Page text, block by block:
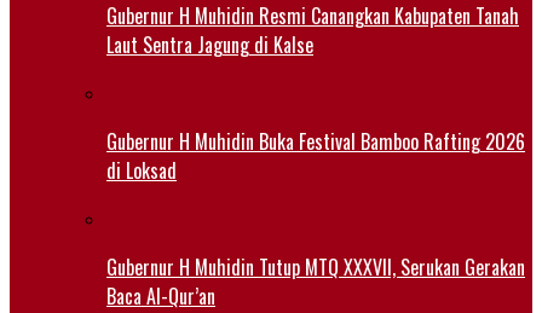
Gubernur H Muhidin Resmi Canangkan Kabupaten Tanah
Laut Sentra Jagung di Kalse
Gubernur H Muhidin Buka Festival Bamboo Rafting 2026
di Loksad
Gubernur H Muhidin Tutup MTQ XXXVII, Serukan Gerakan
Baca Al-Qur’an